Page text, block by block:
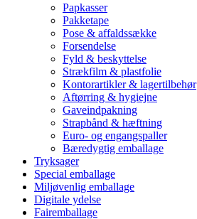
Papkasser
Pakketape
Pose & affaldssække
Forsendelse
Fyld & beskyttelse
Strækfilm & plastfolie
Kontorartikler & lagertilbehør
Aftørring & hygiejne
Gaveindpakning
Strapbånd & hæftning
Euro- og engangspaller
Bæredygtig emballage
Tryksager
Special emballage
Miljøvenlig emballage
Digitale ydelse
Fairemballage